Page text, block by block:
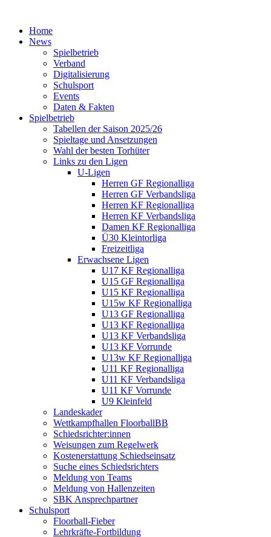
Home
News
Spielbetrieb
Verband
Digitalisierung
Schulsport
Events
Daten & Fakten
Spielbetrieb
Tabellen der Saison 2025/26
Spieltage und Ansetzungen
Wahl der besten Torhüter
Links zu den Ligen
U-Ligen
Herren GF Regionalliga
Herren GF Verbandsliga
Herren KF Regionalliga
Herren KF Verbandsliga
Damen KF Regionalliga
Ü30 Kleintorliga
Freizeitliga
Erwachsene Ligen
U17 KF Regionalliga
U15 GF Regionalliga
U15 KF Regionalliga
U15w KF Regionalliga
U13 GF Regionalliga
U13 KF Regionalliga
U13 KF Verbandsliga
U13 KF Vorrunde
U13w KF Regionalliga
U11 KF Regionalliga
U11 KF Verbandsliga
U11 KF Vorrunde
U9 Kleinfeld
Landeskader
Wettkampfhallen FloorballBB
Schiedsrichter:innen
Weisungen zum Regelwerk
Kostenerstattung Schiedseinsatz
Suche eines Schiedsrichters
Meldung von Teams
Meldung von Hallenzeiten
SBK Ansprechpartner
Schulsport
Floorball-Fieber
Lehrkräfte-Fortbildung